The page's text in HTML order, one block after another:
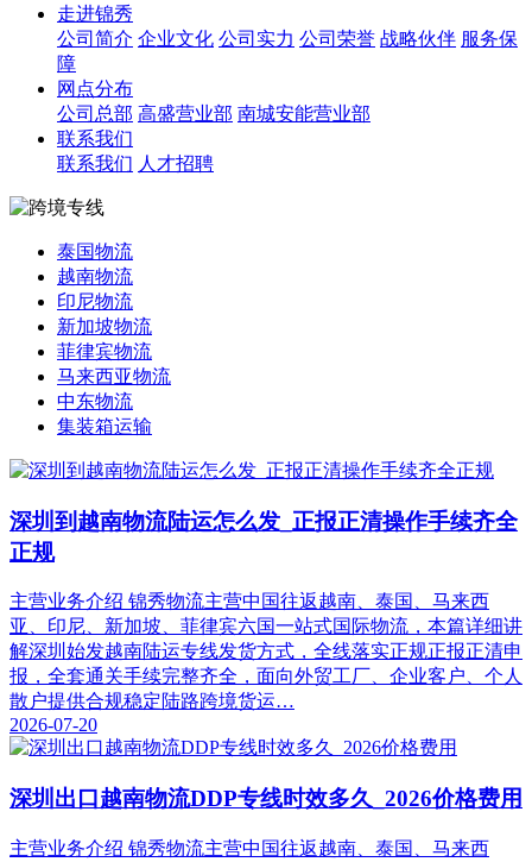
走进锦秀
公司简介 企业文化 公司实力 公司荣誉 战略伙伴 服务保
障
网点分布
公司总部 高盛营业部 南城安能营业部
联系我们
联系我们 人才招聘
泰国物流
越南物流
印尼物流
新加坡物流
菲律宾物流
马来西亚物流
中东物流
集装箱运输
深圳到越南物流陆运怎么发_正报正清操作手续齐全
正规
主营业务介绍 锦秀物流主营中国往返越南、泰国、马来西
亚、印尼、新加坡、菲律宾六国一站式国际物流，本篇详细讲
解深圳始发越南陆运专线发货方式，全线落实正规正报正清申
报，全套通关手续完整齐全，面向外贸工厂、企业客户、个人
散户提供合规稳定陆路跨境货运…
2026-07-20
深圳出口越南物流DDP专线时效多久_2026价格费用
主营业务介绍 锦秀物流主营中国往返越南、泰国、马来西